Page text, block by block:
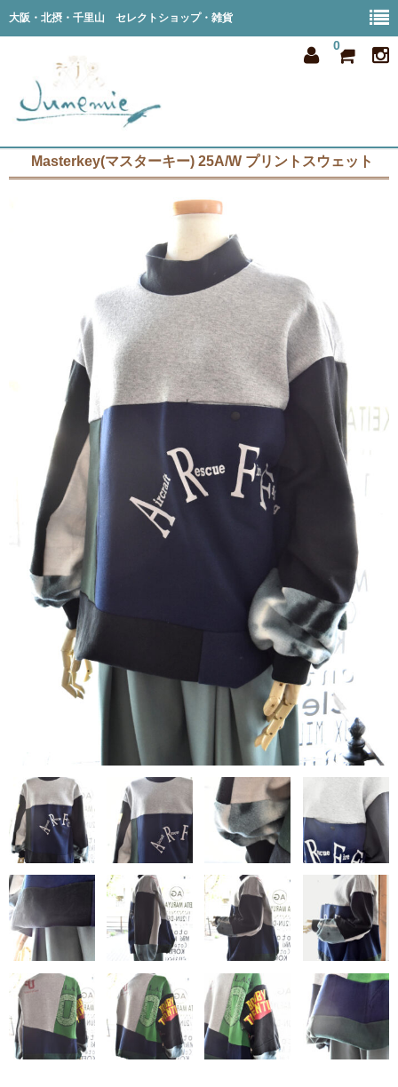
大阪・北摂・千里山 セレクトショップ・雑貨
0
shop info
contact
Masterkey(マスターキー) 25A/W プリントスウェット